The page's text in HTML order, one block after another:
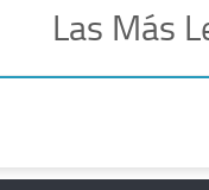
Las Más